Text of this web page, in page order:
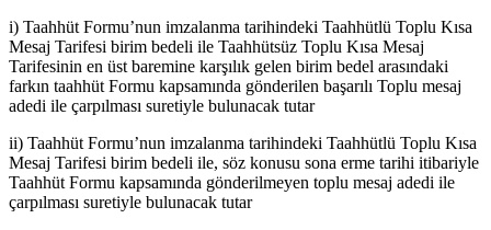
i) Taahhüt Formu’nun imzalanma tarihindeki Taahhütlü Toplu Kısa
Mesaj Tarifesi birim bedeli ile Taahhütsüz Toplu Kısa Mesaj
Tarifesinin en üst baremine karşılık gelen birim bedel arasındaki
farkın taahhüt Formu kapsamında gönderilen başarılı Toplu mesaj
adedi ile çarpılması suretiyle bulunacak tutar
ii) Taahhüt Formu’nun imzalanma tarihindeki Taahhütlü Toplu Kısa
Mesaj Tarifesi birim bedeli ile, söz konusu sona erme tarihi itibariyle
Taahhüt Formu kapsamında gönderilmeyen toplu mesaj adedi ile
çarpılması suretiyle bulunacak tutar